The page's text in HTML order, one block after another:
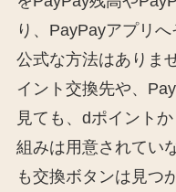
り、PayPayアプリ
公式な方法はありま
イント交換先や、
見ても、dポイント
組みは用意されてい
も交換ボタンは見つ